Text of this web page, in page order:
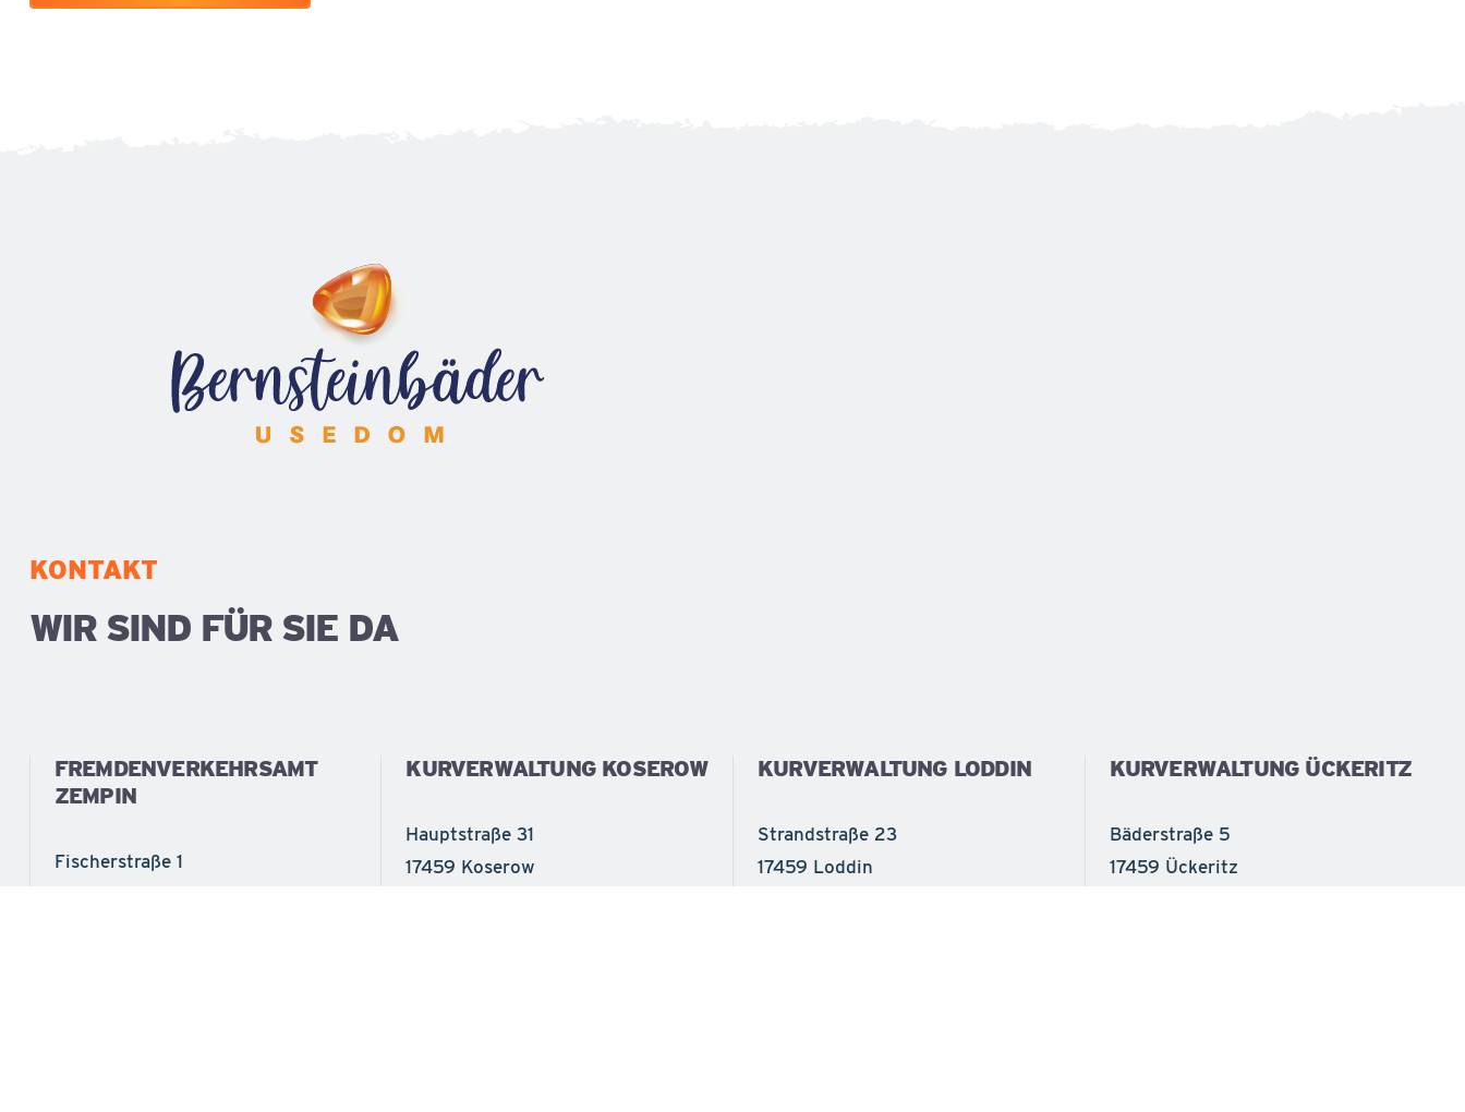
KONTAKT
WIR SIND FÜR SIE DA
FREMDENVERKEHRSAMT
ZEMPIN
Fischerstraße 1
KURVERWALTUNG KOSEROW
Hauptstraße 31
17459 Koserow
KURVERWALTUNG LODDIN
Strandstraße 23
17459 Loddin
KURVERWALTUNG ÜCKERITZ
Bäderstraße 5
17459 Ückeritz